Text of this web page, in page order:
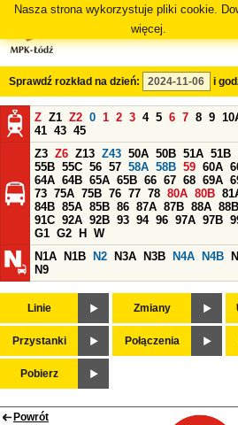
Nasza strona wykorzystuje pliki cookie.
więcej.
Sprawdź rozkład na dzień: i
Z Z1 Z2 0 1 2 3 4 5 6 7 8 9
41 43 45
Z3 Z6 Z13 Z43 50A 50B 51A 51B
55B 55C 56 57 58A 58B 59 60A
64A 64B 65A 65B 66 67 68 69A
73 75A 75B 76 77 78 80A 80B
84B 85A 85B 86 87A 87B 88A 88B
91C 92A 92B 93 94 96 97A 97B
G1 G2 H
W
N1A
N1B N2 N3A N3B N4A N4B
N9
Linie Zmiany
Przystanki Połączenia
Pobierz
Powrót